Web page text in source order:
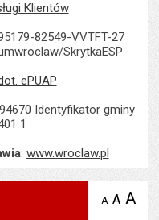
Klientów
82549-VVTFT-27
SkrytkaESP
ePUAP
Identyfikator gminy
1
: www.wroclaw.pl
A zmniejsz
A A